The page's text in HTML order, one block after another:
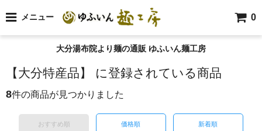
メニュー 0
大分湯布院より麺の通販 ゆふいん麺工房
【大分特産品】 に登録されている商品
8件の商品が見つかりました
おすすめ順 価格順 新着順